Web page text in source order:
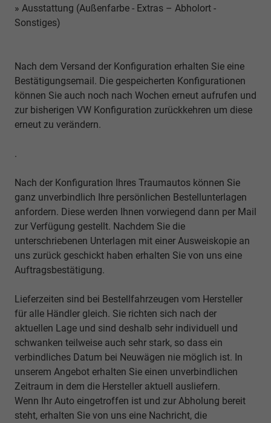
» Ausstattung (Außenfarbe - Extras – Abholort -
Sonstiges)
Nach dem Versand der Konfiguration erhalten Sie eine
Bestätigungsemail. Die gespeicherten Konfigurationen
können Sie auch noch nach Wochen erneut aufrufen und
zur bisherigen VW Konfiguration zurückkehren um diese
erneut zu verändern.
.
Nach der Konfiguration Ihres Traumautos können Sie
ganz unverbindlich Ihre persönlichen Bestellunterlagen
anfordern. Diese werden Ihnen vorwiegend dann per Mail
zur Verfügung gestellt. Nachdem Sie die
unterschriebenen Unterlagen mit einer Ausweiskopie an
uns zurück geschickt haben erhalten Sie von uns eine
Auftragsbestätigung.
Lieferzeiten sind bei Bestellfahrzeugen vom Hersteller
für alle Händler gleich. Sie richten sich nach der
aktuellen Lage und sind deshalb sehr individuell und
schwanken teilweise auch sehr stark, so dass ein
verbindliches Datum bei Neuwägen nie möglich ist. In
unserem Angebot erhalten Sie einen unverbindlichen
Zeitraum in dem die Hersteller aktuell ausliefern.
Wenn Ihr Auto eingetroffen ist und zur Abholung bereit
steht, erhalten Sie von uns eine Nachricht, die